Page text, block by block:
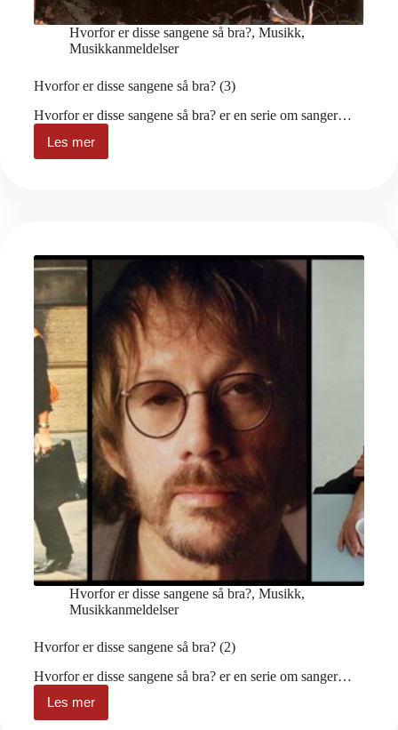
Hvorfor er disse sangene så bra?, Musikk,
Musikkanmeldelser
Hvorfor er disse sangene så bra? (3)
Hvorfor er disse sangene så bra? er en serie om sanger…
Les mer
Hvorfor
er
Hvorfor er disse sangene så bra?, Musikk,
Musikkanmeldelser
Hvorfor er disse sangene så bra? (2)
Hvorfor er disse sangene så bra? er en serie om sanger…
Les mer
Hvorfor
er